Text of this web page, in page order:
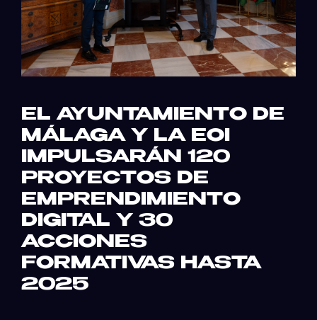
EL AYUNTAMIENTO DE
MÁLAGA Y LA EOI
IMPULSARÁN 120
PROYECTOS DE
EMPRENDIMIENTO
DIGITAL Y 30
ACCIONES
FORMATIVAS HASTA
2025